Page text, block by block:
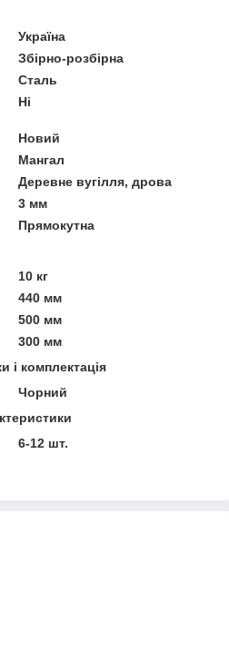
Україна
Збірно-розбірна
Сталь
Ні
Новий
Мангал
Деревне вугілля, дрова
3 мм
Прямокутна
10 кг
440 мм
500 мм
300 мм
і комплектація
Чорний
6-12 шт.